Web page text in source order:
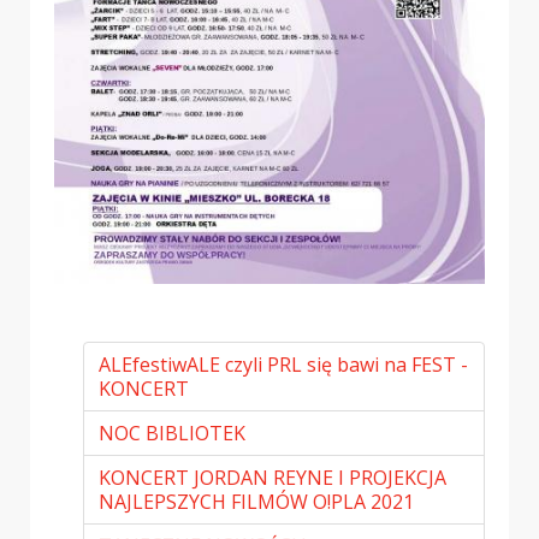
ALEfestiwALE czyli PRL się bawi na FEST -
KONCERT
NOC BIBLIOTEK
KONCERT JORDAN REYNE I PROJEKCJA
NAJLEPSZYCH FILMÓW O!PLA 2021